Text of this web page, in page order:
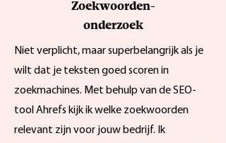
Zoekwoorden-
onderzoek
Niet verplicht, maar superbelangrijk als je
wilt dat je teksten goed scoren in
zoekmachines. Met behulp van de SEO-
tool Ahrefs kijk ik welke zoekwoorden
relevant zijn voor jouw bedrijf. Ik